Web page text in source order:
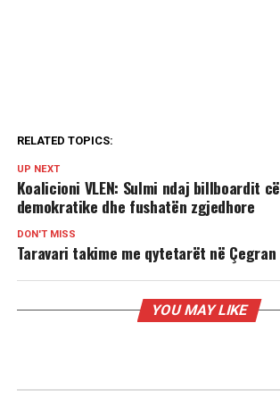
RELATED TOPICS:
UP NEXT
Koalicioni VLEN: Sulmi ndaj billboardit
demokratike dhe fushatën zgjedhore
DON'T MISS
Taravari takime me qytetarët në Çegran
YOU MAY LIKE